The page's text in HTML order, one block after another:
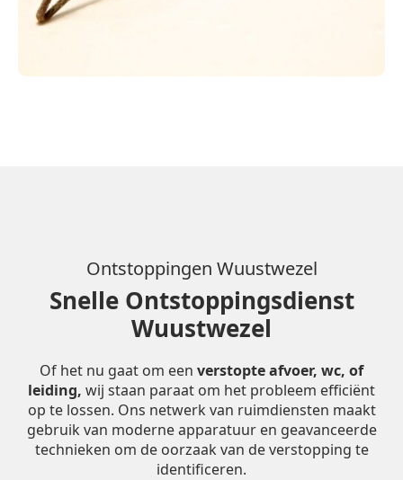
Ontstoppingen Wuustwezel
Snelle Ontstoppingsdienst
Wuustwezel
Of het nu gaat om een verstopte afvoer, wc, of
leiding, wij staan paraat om het probleem efficiënt
op te lossen. Ons netwerk van ruimdiensten maakt
gebruik van moderne apparatuur en geavanceerde
technieken om de oorzaak van de verstopping te
identificeren.